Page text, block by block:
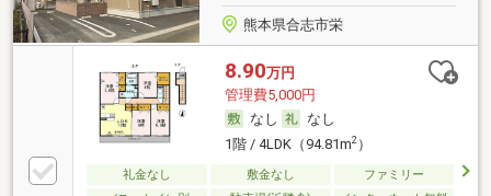
熊本県合志市栄
8.90万円
管理費5,000円
なし
なし
1階 / 4LDK（94.81m2）
礼金なし 敷金なし
ファミリー